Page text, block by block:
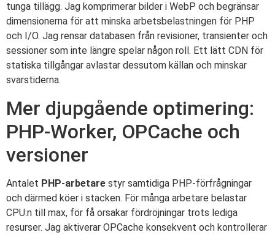
tunga tillägg. Jag komprimerar bilder i WebP och begränsar
dimensionerna för att minska arbetsbelastningen för PHP
och I/O. Jag rensar databasen från revisioner, transienter och
sessioner som inte längre spelar någon roll. Ett lätt CDN för
statiska tillgångar avlastar dessutom källan och minskar
svarstiderna.
Mer djupgående optimering:
PHP-Worker, OPCache och
versioner
Antalet PHP-arbetare styr samtidiga PHP-förfrågningar
och därmed köer i stacken. För många arbetare belastar
CPU:n till max, för få orsakar fördröjningar trots lediga
resurser. Jag aktiverar OPCache konsekvent och kontrollerar